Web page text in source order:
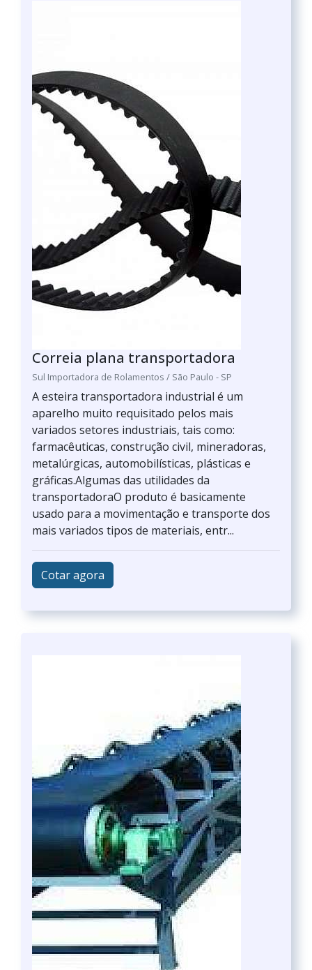
Correia plana transportadora
Sul Importadora de Rolamentos / São Paulo - SP
A esteira transportadora industrial é um
aparelho muito requisitado pelos mais
variados setores industriais, tais como:
farmacêuticas, construção civil, mineradoras,
metalúrgicas, automobilísticas, plásticas e
gráficas.Algumas das utilidades da
transportadoraO produto é basicamente
usado para a movimentação e transporte dos
mais variados tipos de materiais, entr...
Cotar agora